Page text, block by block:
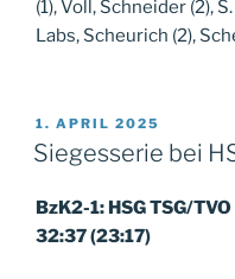
(1), Voll, Schneider (2),
Labs, Scheurich (2),
VERÖFFENTLICHT
AM
1. APRIL 2025
Siegesserie bei
BzK2-1: HSG TSG/
32:37 (23:17)